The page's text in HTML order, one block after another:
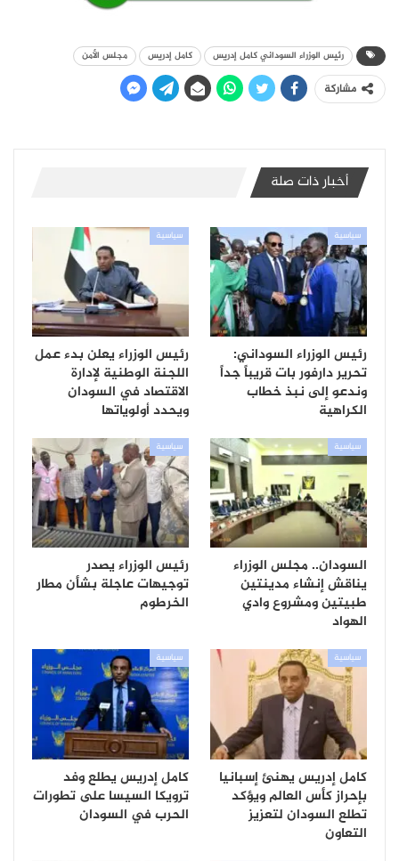
رئيس الوزراء السوداني كامل إدريس كامل إدريس مجلس الأمن
مشاركة
أخبار ذات صلة
سياسية
رئيس الوزراء السوداني:
تحرير دارفور بات قريباً جداً
وندعو إلى نبذ خطاب
الكراهية
سياسية
رئيس الوزراء يعلن بدء عمل
اللجنة الوطنية لإدارة
الاقتصاد في السودان
ويحدد أولوياتها
سياسية
السودان.. مجلس الوزراء
يناقش إنشاء مدينتين
طبيتين ومشروع وادي
الهواد
سياسية
رئيس الوزراء يصدر
توجيهات عاجلة بشأن مطار
الخرطوم
سياسية
كامل إدريس يهنئ إسبانيا
بإحراز كأس العالم ويؤكد
تطلع السودان لتعزيز
التعاون
سياسية
كامل إدريس يطلع وفد
ترويكا السيسا على تطورات
الحرب في السودان